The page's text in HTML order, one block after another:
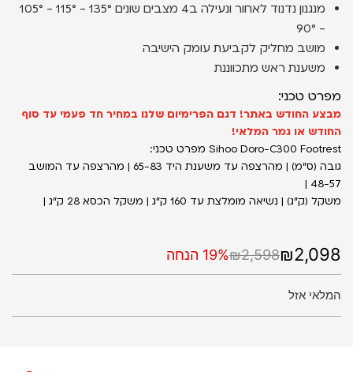
מנגנון נדנוד לאחור ונעילה ב4 מצבים שונים 135° - 115° - 105°
- 90°
מושב מחליק לקביעת עומק הישיבה
משענת ראש מתכווננת
מפרט טכני:
מבצע החודש באתר! דגם הפרימיום שלנו במחיר חד פעמי עד סוף
החודש או גמר המלאי!
Sihoo Doro-C300 Footrest מפרט טכני:
גובה (ס״מ) | מהרצפה עד משענת היד 65-83 | מהרצפה עד המושב
48-57 |
משקל (ק״ג) | נשיאה מומלצת עד 160 ק״ג | משקל הכסא 28 ק״ג |
₪2,098
₪2,59819% הנחה
המלאי אזל